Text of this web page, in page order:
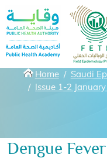
Skip to main content
Breadcrumbs
Home Saudi
Issue 1-2
Dengue